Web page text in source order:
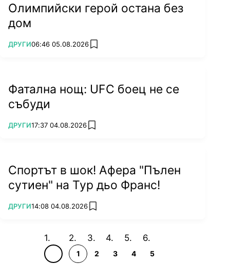
Олимпийски герой остана без
дом
ПОВЕЧЕ ОТ
ДРУГИ06:46 05.08.2026 add favorites
Фатална нощ: UFC боец не се
събуди
ПОВЕЧЕ ОТ
ДРУГИ17:37 04.08.2026 add favorites
Спортът в шок! Афера "Пълен
сутиен" на Тур дьо Франс!
ПОВЕЧЕ ОТ
ДРУГИ14:08 04.08.2026 add favorites
1 2 3 4 5